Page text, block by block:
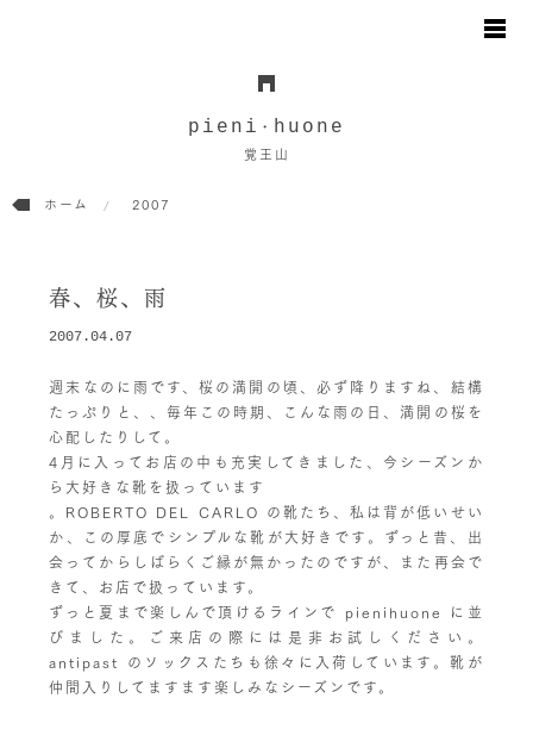
pieni ・huone
覚王山
ホーム 2007
春、桜、雨
2007.04.07
週末なのに雨です、桜の満開の頃、必ず降りますね、結構
たっぷりと、、毎年この時期、こんな雨の日、満開の桜を
心配したりして。
4月に入ってお店の中も充実してきました、今シーズンか
ら大好きな靴を扱っています
。ROBERTO DEL CARLO の靴たち、私は背が低いせい
か、この厚底でシンプルな靴が大好きです。ずっと昔、出
会ってからしばらくご縁が無かったのですが、また再会で
きて、お店で扱っています。
ずっと夏まで楽しんで頂けるラインで pienihuone に並
びました。ご来店の際には是非お試しください。
antipast のソックスたちも徐々に入荷しています。靴が
仲間入りしてますます楽しみなシーズンです。